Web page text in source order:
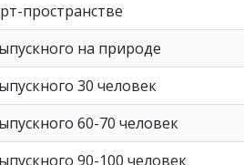
пространстве
на природе
30 человек
60-70 человек
90-100 человек